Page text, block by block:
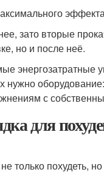
зато вторые
но и после неё.
энергозатратные
нужно
с
для
только похудеть,